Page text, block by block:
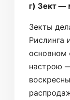
г) Зект —
Зекты
Рислинга
основном
настрою